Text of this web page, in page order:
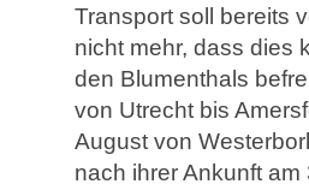
Transport soll bereits
nicht mehr, dass dies
den Blumenthals
von Utrecht bis
August von
nach ihrer Ankunft